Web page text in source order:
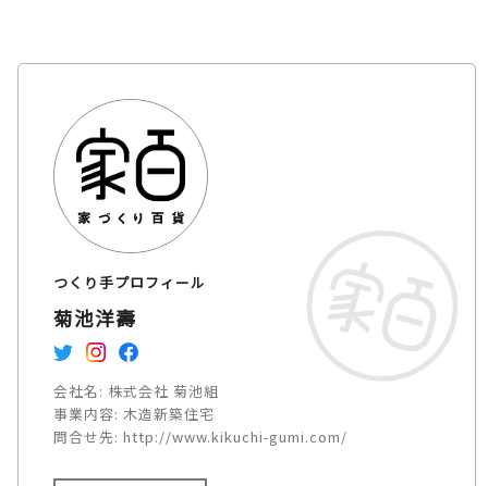
つくり手プロフィール
菊池洋壽
会社名: 株式会社 菊池組
事業内容: 木造新築住宅
問合せ先: http://www.kikuchi-gumi.com/